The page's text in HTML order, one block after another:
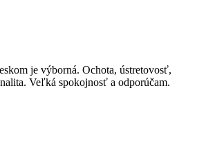
je výborná. Ochota, ústretovosť,
Veľká spokojnosť a odporúčam.